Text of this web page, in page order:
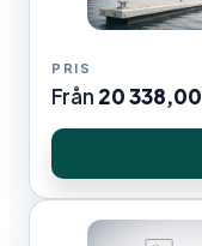
Från 20 338,00